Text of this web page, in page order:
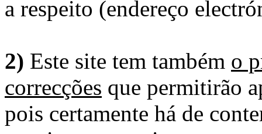
a respeito (endereço
2) Este site tem também o
correcções que permitirão
pois certamente há de